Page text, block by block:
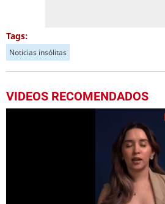
Tags:
Noticias insólitas
VIDEOS RECOMENDADOS